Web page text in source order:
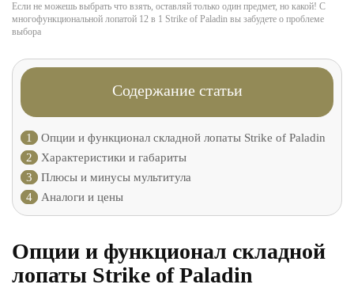
Если не можешь выбрать что взять, оставляй только один предмет, но какой! С
многофункциональной лопатой 12 в 1 Strike of Paladin вы забудете о проблеме
выбора
Содержание статьи
1
Опции и функционал складной лопаты Strike of Paladin
2
Характеристики и габариты
3
Плюсы и минусы мультитула
4
Аналоги и цены
Опции и функционал складной
лопаты Strike of Paladin